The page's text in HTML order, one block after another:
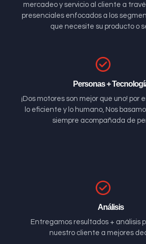
mercadeo y servicio al cliente a
presenciales enfocados a los
que necesite su producto o
Personas +
¡Dos motores son mejor que uno! por
lo eficiente y lo humano, Nos
siempre acompañada de
Análisis
Entregamos resultados + análisis
nuestro cliente a mejores